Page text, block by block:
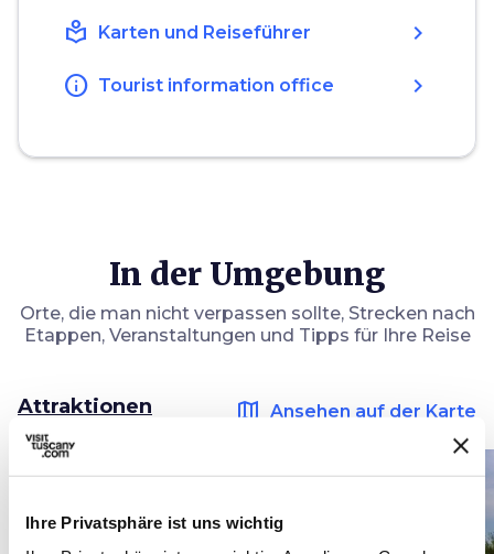
Ihre Privatsphäre ist uns wichtig
local_library Karten und Reiseführer chevron_right
info Tourist information office chevron_right
In der Umgebung
Orte, die man nicht verpassen sollte, Strecken nach
Etappen, Veranstaltungen und Tipps für Ihre Reise
Attraktionen map Ansehen auf der Karte
favorite_border favorite_border